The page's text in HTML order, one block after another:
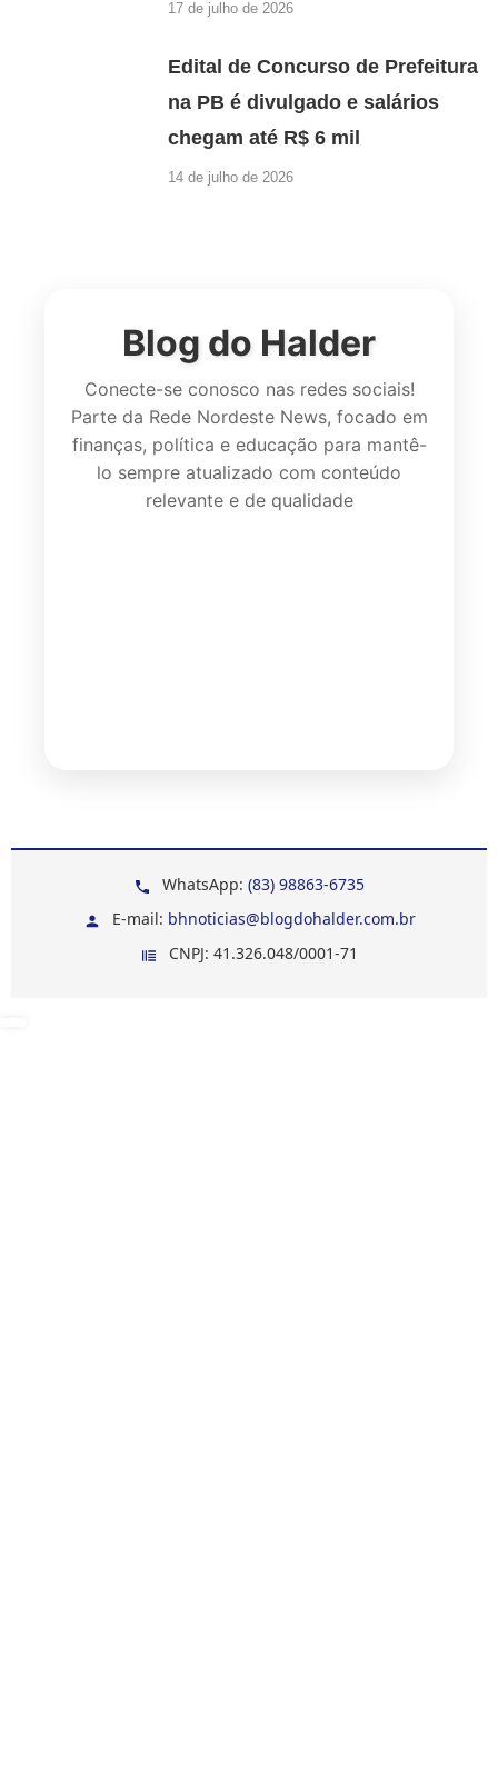
17 de julho de 2026
Edital de Concurso de Prefeitura
na PB é divulgado e salários
chegam até R$ 6 mil
14 de julho de 2026
Blog do Halder
Conecte-se conosco nas redes sociais!
Parte da Rede Nordeste News, focado em
finanças, política e educação para mantê-
lo sempre atualizado com conteúdo
relevante e de qualidade
WhatsApp: (83) 98863-6735
E-mail: bhnoticias@blogdohalder.com.br
CNPJ: 41.326.048/0001-71